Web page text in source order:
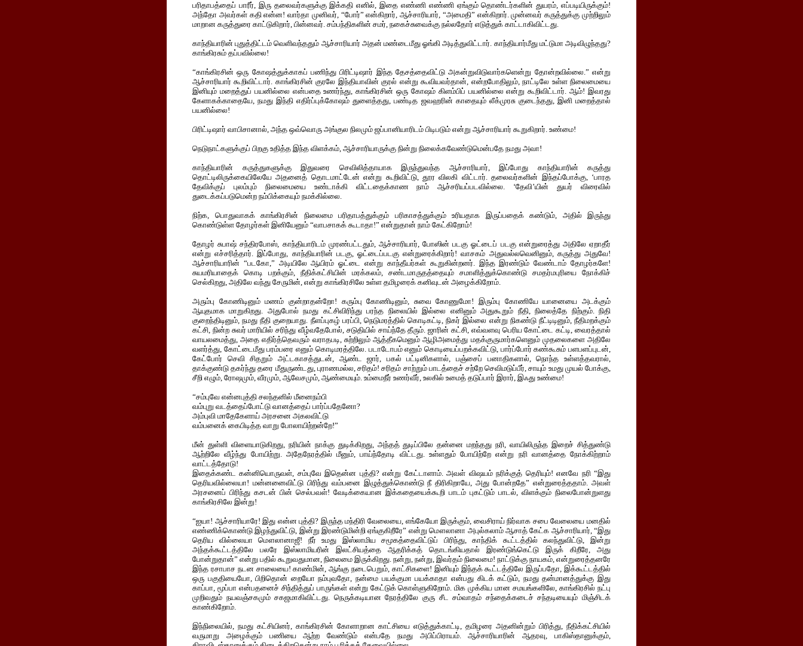
பரிதாபத்தைப் பாரீர், இரு தலைவர்களுக்கு இக்கதி எனில், இதை எண்ணி எண்ணி ஏங்கும் தொண்டர்களின் துயரம், எப்படியிருக்கும்!
அந்தோ அவர்கள் கதி என்ன! வார்தா முனிவர், “போர்” என்கிறார், ஆச்சாரியார், “அமைதி” என்கிறார். முன்னவர் கருத்துக்கு முற்றிலும்
மாறான கருத்துரை காட்டுகிறார், பின்னவர். சம்பந்திகளின் சமர், நகைச்சுவைக்கு நல்லதோர் எடுத்துக் காட்டாகிவிட்டது.
காந்தியாரின் புதுத்திட்டம் வெளிவந்ததும் ஆச்சாரியார் அதன் மண்டைமீது ஓங்கி அடித்துவிட்டார். காந்தியார்மீது மட்டுமா அடிவிழுந்தது?
காங்கிரசும் தப்பவில்லை!
“காங்கிரசின் ஒரு கோஷத்துக்காகப் பணிந்து பிரிட்டிஷார் இந்த தேசத்தைவிட்டு அகன்றுவிடுவார்களென்று தோன்றவில்லை.” என்று
ஆச்சாரியார் கூறிவிட்டார். காங்கிரசின் குரலே இந்தியாவின் குரல் என்று கூவியவர்தான், என்றபோதிலும், நாட்டிலே உள்ள நிலைமையை
இனியும் மறைத்துப் பயனில்லை என்பதை உணர்ந்து, காங்கிரசின் ஒரு கோஷம் கிளம்பிப் பயனில்லை என்று கூறிவிட்டார். ஆம்! இவரது
கேளாகக்காதையே, நமது இந்தி எதிர்ப்புக்கோஷம் துளைத்தது, பண்டித ஜவஹரின் காதையும் லீக்முரசு குடைந்தது, இனி மறைத்தால்
பயனில்லை!
பிரிட்டிஷார் வாபிசானால், அந்த ஒவ்வொரு அங்குல நிலமும் ஜப்பானியாரிடம் பிடிபடும் என்று ஆச்சாரியார் கூறுகிறார். உண்மை!
நெடுநாட்களுக்குப் பிறகு உதித்த இந்த விளக்கம், ஆச்சாரியாருக்கு நின்று நிலைக்கவேண்டுமென்பதே நமது அவா!
காந்தியாரின் கருத்துகளுக்கு இதுவரை செவிலித்தாயாக இருந்துவந்த ஆச்சாரியார், இப்போது காந்தியாரின் கருத்து
தொட்டிலிருக்கையிலேயே அதனைத் தொடமாட்டேன் என்று கூறிவிட்டு, தூர விலகி விட்டார். தலைவர்களின் இந்தப்போக்கு, ‘பாரத
தேவிக்குப் புலம்பும் நிலைமையை உண்டாக்கி விட்டதைக்காண நாம் ஆச்சரியப்படவில்லை. ‘தேவி’யின் துயர் விரைவில்
துடைக்கப்படுமென்ற நம்பிக்கையும் நமக்கில்லை.
நிற்க, பொதுவாகக் காங்கிரசின் நிலைமை பரிதாபத்துக்கும் பரிகாசத்துக்கும் உரியதாக இருப்பதைக் கண்டும், அதில் இருந்து
கொண்டுள்ள தோழர்கள் இனியேனும் “வாபசாகக் கூடாதா!” என்றுதான் நாம் கேட்கிறோம்!
தோழர் சுபாஷ் சந்திரபோஸ், காந்தியாரிடம் முரண்பட்டதும், ஆச்சாரியார், போஸின் படகு ஓட்டைப் படகு என்றுரைத்து அதிலே ஏறாதீர்
என்று எச்சரித்தார். இப்போது, காந்தியாரின் படகு, ஓட்டைப்படகு என்றுரைக்கிறார்! வாசகம் அதுவல்லவெனினும், கருத்து அதுவே!
ஆச்சாரியாரின் “படகோ,” அடியிலே ஆயிரம் ஓட்டை என்று காந்தீயர்கள் கூறுகின்றனர். இந்த இரண்டும் வேண்டாம் தோழர்களே!
சுயமரியாதைக் கொடி பறக்கும், நீதிக்கட்சியின் மரக்கலம், சண்டமாருதத்தையும் சமாளித்துக்கொண்டு சமதர்மபுரியை நோக்கிச்
செல்கிறது, அதிலே வந்து சேருமின், என்று காங்கிரசிலே உள்ள தமிழரைக் கனிவுடன் அழைக்கிறோம்.
அரும்பு கோணிடினும் மணம் குன்றாதன்றோ! கரும்பு கோணிடினும், சுவை கோணுமோ! இரும்பு கோணியே யானையை அடக்கும்
ஆயுதமாக மாறுகிறது. அதுபோல் நமது கட்சிவிரிந்து பரந்த நிலையில் இல்லை எனினும் அதுகூறும் நீதி, நிலைத்தே நிற்கும். நிதி
குறைந்திடினும், நமது நீதி குறையாது. நீளப்புகழ் பரப்பி, நெடுமரத்தில் கொடிகட்டி, நிகர் இல்லை என்று நிகண்டு நீட்டிடினும், நீதிமறக்கும்
கட்சி, நின்ற சுவர் மாரியில் சரிந்து வீழ்வதேபோல், சடுதியில் சாய்ந்தே தீரும். ஜாரின் கட்சி, எவ்வளவு பெரிய கோட்டை கட்டி, வைரத்தால்
வாயலமைத்து, அதை எதிர்த்தெவரும் வராதபடி, சுற்றிலும் ஆத்தீகமெனும் ஆழிஅமைத்து மதக்குருமார்களெனும் முதலைகளை அதிலே
வளர்த்து, கோட்டைமீது பரம்பரை எனும் கொடிமரத்திலே. படாடோபம் எனும் கொடியைப்பறக்கவிட்டு, பார்ப்போர் கண்கூசும் பளபளப்புடன்,
கேட்போர் செவி சிதறும் அட்டகாசத்துடன், ஆண்ட ஜார், பகல் பட்டினிகளால், பஞ்சைப் பனாதிகளால், நொந்த உள்ளத்தவரால்,
தாக்குண்டு தகர்ந்து தரை மீதுருண்டது, புராணமல்ல, சரிதம்! சரிதம் சாற்றும் பாடத்தைச் சற்றே செவிமடுப்பீர், சாயும் உமது முயல் போக்கு,
சீறி எழும், ரோஷமும், வீரமும், ஆவேசமும், ஆண்மையும். உம்மைநீர் உணர்வீர், உலகில் உமைத் தடுப்பார் இரார், இஃது உண்மை!
“சம்புவே என்னபுத்தி சலந்தனில் மீனைநம்பி
வம்புறு வடத்தைப்போட்டு வானத்தைப் பார்ப்பதேனோ?
அம்புவி மாதேகேளாய் அரசனை அகலவிட்டு
வம்பனைக் கைபிடித்த வாறு போலாயிற்றன்றே!”
மீன் துள்ளி விளையாடுகிறது, நரியின் நாக்கு துடிக்கிறது, அந்தத் துடிப்பிலே தன்னை மறந்தது நரி, வாயிலிருந்த இறைச் சித்துண்டு
ஆற்றிலே வீழ்ந்து போயிற்று. அதேநேரத்தில் மீனும், பாய்ந்தோடி விட்டது. உள்ளதும் போயிற்றே என்று நரி வானத்தை நோக்கிற்றாம்
வாட்டத்தோடு!
இதைக்கண்ட கன்னியொருவள், சம்புவே இதென்ன புத்தி? என்று கேட்டாளாம். அவள் விஷயம் நரிக்குத் தெரியும்! எனவே நரி “இது
தெரியவில்லையா! மன்னனைவிட்டு பிரிந்து வம்பனை இழுத்துக்கொண்டு நீ திரிகிறாயே, அது போன்றதே” என்றுரைத்ததாம். அவள்
அரசனைப் பிரிந்து கசடன் பின் செல்பவள்! வேடிக்கையான இக்கதையைக்கூறி பாடம் புகட்டும் பாடல், விளக்கும் நிலைபோன்றுளது
காங்கிரசிலே இன்று!
“ஐயா! ஆச்சாரியாரே! இது என்ன புத்தி? இருந்த மந்திரி வேலையை, எங்கேயோ இருக்கும், வைசிராய் நிர்வாக சபை வேலையை மனதில்
எண்ணிக்கொண்டு இழந்துவிட்டு, இன்று இரண்டுமின்றி ஏங்குகிறீரே” என்று மௌலானா அபுல்கலாம் ஆசாத் கேட்க ஆச்சாரியார், “இது
தெரிய வில்லையா மௌலானாஜீ! நீர் உமது இஸ்லாமிய சமூகத்தைவிட்டுப் பிரிந்து, காந்திக் கூட்டத்தில் கலந்துவிட்டு, இன்று
அந்தக்கூட்டத்திலே பலரே இஸ்லாமியரின் இலட்சியத்தை ஆதரிக்கத் தொடங்கியதால் இரண்டுங்கெட்டு இருக் கிறீரே, அது
போன்றுதான்” என்று பதில் கூறுவதுமான, நிலைமை இருக்கிறது. நன்று, நன்று, இவர்தம் நிலைமை! நாட்டுக்கு நாயகம், என்றுரைத்தனரே
இந்த ரசாபாச நடன சாலையை! காண்மின், ஆங்கு நடைபெறும், காட்சிகளை! இனியும் இந்தக் கூட்டத்திலே இருப்பதோ, இக்கூட்டத்தில்
ஒரு பகுதியையோ, பிறிதொன் றையோ நம்புவதோ, நன்மை பயக்குமா பயக்காதா என்பது கிடக் கட்டும், நமது தன்மானத்துக்கு இது
காப்பா, மூப்பா என்பதனைச் சிந்தித்துப் பாருங்கள் என்று கேட்டுக் கொள்ளுகிறோம். மிக முக்கிய மான சமயங்களிலே, காங்கிரசில் நட்பு
முறிவதும் நயவஞ்சகமும் சகஜமாகிவிட்டது. நெருக்கடியான நேரத்திலே குரு சீட சம்வாதம் சந்தைக்கடைச் சந்தடியையும் மிஞ்சிடக்
காண்கிறோம்.
இந்நிலையில், நமது கட்சியினர், காங்கிரசின் கோளாறான காட்சியை எடுத்துக்காட்டி, தமிழரை அதனின்றும் பிரித்து, நீதிக்கட்சியில்
வருமாறு அழைக்கும் பணியை ஆற்ற வேண்டும் என்பதே நமது அபிப்பிராயம். ஆச்சாரியாரின் ஆதரவு, பாகிஸ்தானுக்கும்,